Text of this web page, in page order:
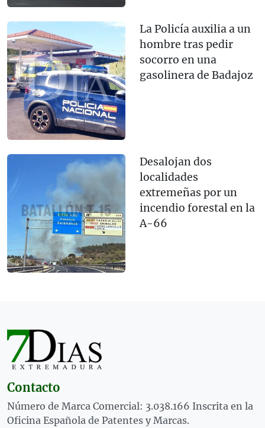
La Policía auxilia a un
hombre tras pedir
socorro en una
gasolinera de Badajoz
Desalojan dos
localidades
extremeñas por un
incendio forestal en la
A-66
Contacto
Número de Marca Comercial: 3.038.166 Inscrita en la
Oficina Española de Patentes y Marcas.